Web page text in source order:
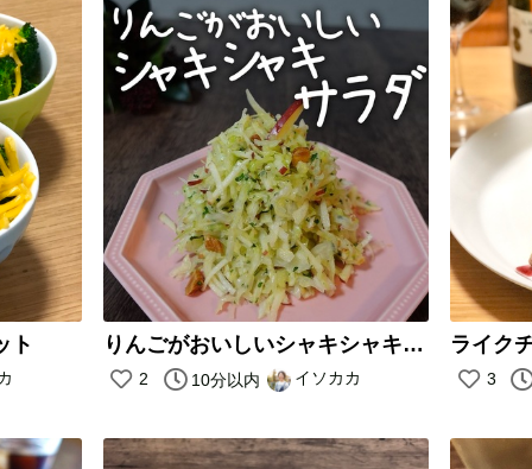
ト りんごがおいしいシャキシャキサラダ
2 10分以内 イソカカ 3